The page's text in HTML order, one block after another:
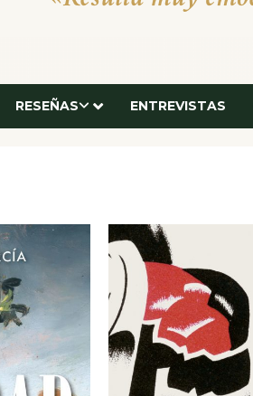
RESEÑAS ENTREVISTAS